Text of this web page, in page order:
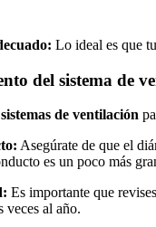
Lo ideal es que
del sistema de
de ventilación
Asegúrate de que el
es un poco más
Es importante que
veces al año.